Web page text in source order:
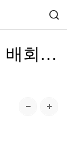
배회…